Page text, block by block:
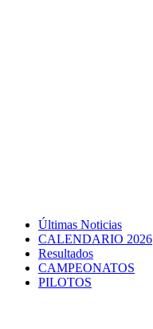
Últimas Noticias
CALENDARIO 2026
Resultados
CAMPEONATOS
PILOTOS